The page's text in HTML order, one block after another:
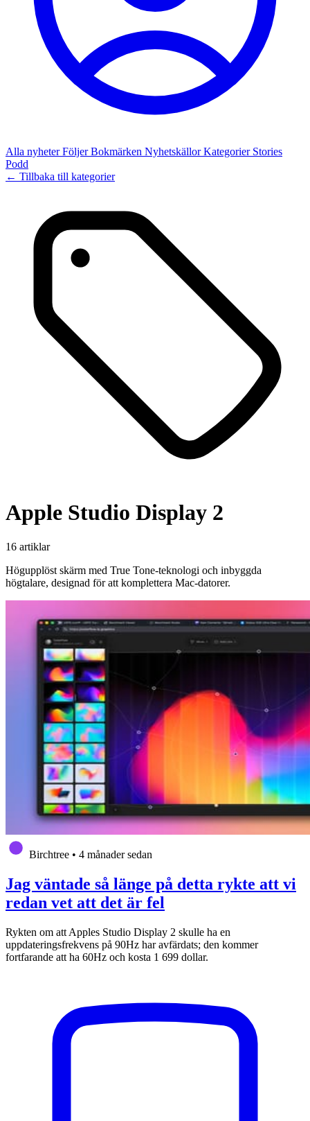
Alla nyheterFöljerBokmärken NyhetskällorKategorier Stories
Podd
← Tillbaka till kategorier
Apple Studio Display 2
16 artiklar
Högupplöst skärm med True Tone-teknologi och inbyggda
högtalare, designad för att komplettera Mac-datorer.
Birchtree • 4 månader sedan
Jag väntade så länge på detta rykte att vi
redan vet att det är fel
Rykten om att Apples Studio Display 2 skulle ha en
uppdateringsfrekvens på 90Hz har avfärdats; den kommer
fortfarande att ha 60Hz och kosta 1 699 dollar.